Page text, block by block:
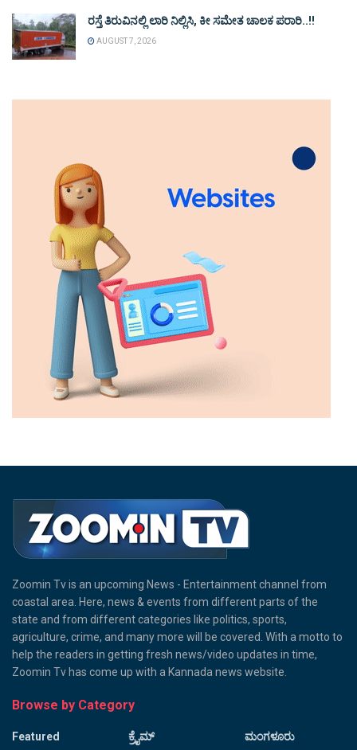
ರಸ್ತೆ ತಿರುವಿನಲ್ಲಿ ಲಾರಿ ನಿಲ್ಲಿಸಿ, ಕೀ ಸಮೇತ ಚಾಲಕ ಪರಾರಿ..!!
AUGUST 7, 2026
Zoomin Tv is an upcoming News - Entertainment channel from
coastal area. Here, news & events from different parts of the
state and from different categories like politics, sports,
agriculture, crime, and many more will be covered. With a motto to
help the readers in getting fresh news/video updates in time,
Zoomin Tv has come up with a Kannada news website.
Browse by Category
Featured
ಕ್ರೈಮ್ ಮಂಗಳೂರು